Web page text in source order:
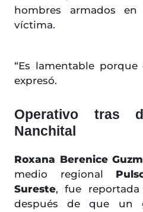
hombres armados
víctima.
“Es lamentable porque
expresó.
Operativo tras
Nanchital
Roxana Berenice
medio regional
Sureste, fue reportada
después de que un